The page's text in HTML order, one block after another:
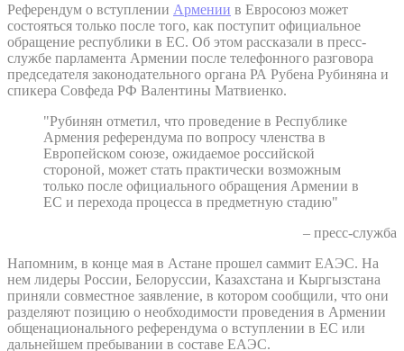
Референдум о вступлении Армении в Евросоюз может
состояться только после того, как поступит официальное
обращение республики в ЕС. Об этом рассказали в пресс-
службе парламента Армении после телефонного разговора
председателя законодательного органа РА Рубена Рубиняна и
спикера Совфеда РФ Валентины Матвиенко.
"Рубинян отметил, что проведение в Республике
Армения референдума по вопросу членства в
Европейском союзе, ожидаемое российской
стороной, может стать практически возможным
только после официального обращения Армении в
ЕС и перехода процесса в предметную стадию"
– пресс-служба
Напомним, в конце мая в Астане прошел саммит ЕАЭС. На
нем лидеры России, Белоруссии, Казахстана и Кыргызстана
приняли совместное заявление, в котором сообщили, что они
разделяют позицию о необходимости проведения в Армении
общенационального референдума о вступлении в ЕС или
дальнейшем пребывании в составе ЕАЭС.